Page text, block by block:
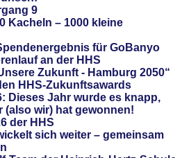
9
Kacheln – 1000 kleine
für GoBanyo
an der HHS
Zukunft - Hamburg 2050“
HHS-Zukunftsawards
Dieses Jahr wurde es knapp,
(also wir) hat gewonnen!
der HHS
sich weiter – gemeinsam